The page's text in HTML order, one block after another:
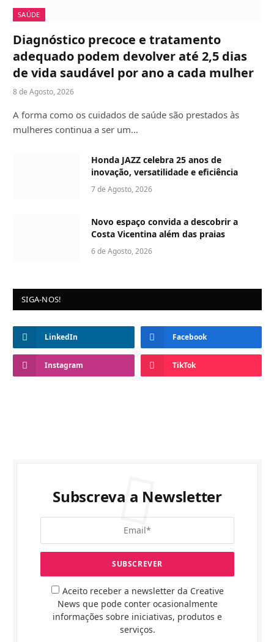
SAÚDE
Diagnóstico precoce e tratamento
adequado podem devolver até 2,5 dias
de vida saudável por ano a cada mulher
8 de Agosto, 2026
A forma como os cuidados de saúde são prestados às
mulheres continua a ser um…
Honda JAZZ celebra 25 anos de
inovação, versatilidade e eficiência
7 de Agosto, 2026
Novo espaço convida a descobrir a
Costa Vicentina além das praias
6 de Agosto, 2026
SIGA-NOS!
LinkedIn Facebook
Instagram TikTok
Subscreva a Newsletter
Aceito receber a newsletter da Creative
News que pode conter ocasionalmente
informações sobre iniciativas, produtos e
serviços.